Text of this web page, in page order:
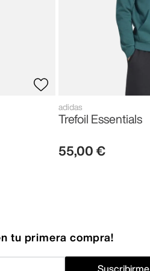
adidas
Trefoil Essentials
55,00 €
tu primera compra!
Suscribirme